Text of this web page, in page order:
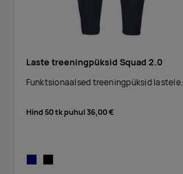
Laste treeningpüksid Squad 2.0
Funktsionaalsed treeningpüksid lastele.
Hind 50 tk puhul36,00 €